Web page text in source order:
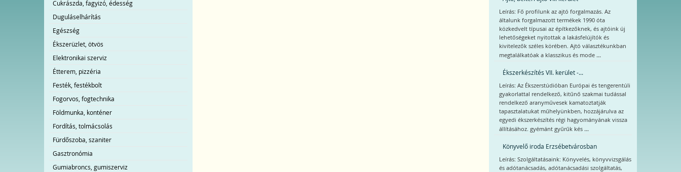
Cukrászda, fagyizó, édesség
Duguláselhárítás
Egészség
Ékszerüzlet, ötvös
Elektronikai szerviz
Étterem, pizzéria
Festék, festékbolt
Fogorvos, fogtechnika
Földmunka, konténer
Fordítás, tolmácsolás
Fürdőszoba, szaniter
Gasztronómia
Gumiabroncs, gumiszerviz
Leírás: Fő profilunk az ajtó forgalmazás. Az
általunk forgalmazott termékek 1990 óta
közkedvelt típusai az építkezőknek, és ajtóink új
lehetőségeket nyitottak a lakásfelújítók és
kivitelezők széles körében. Ajtó választékunkban
megtalálkatóak a klasszikus és mode ...
Ékszerkészítés VII. kerület -...
Leírás: Az Ékszerstúdióban Európai és tengerentúli
gyakorlattal rendelkező, kitűnő szakmai tudással
rendelkező aranyművesek kamatoztatják
tapasztalatukat műhelyünkben, hozzájárulva az
egyedi ékszerkészítés régi hagyományának vissza
állításához. gyémánt gyűrűk kés ...
Könyvelő iroda Erzsébetvárosban
Leírás: Szolgáltatásaink: Könyvelés, könyvvizsgálás
és adótanácsadás, adótanácsadási szolgáltatás,